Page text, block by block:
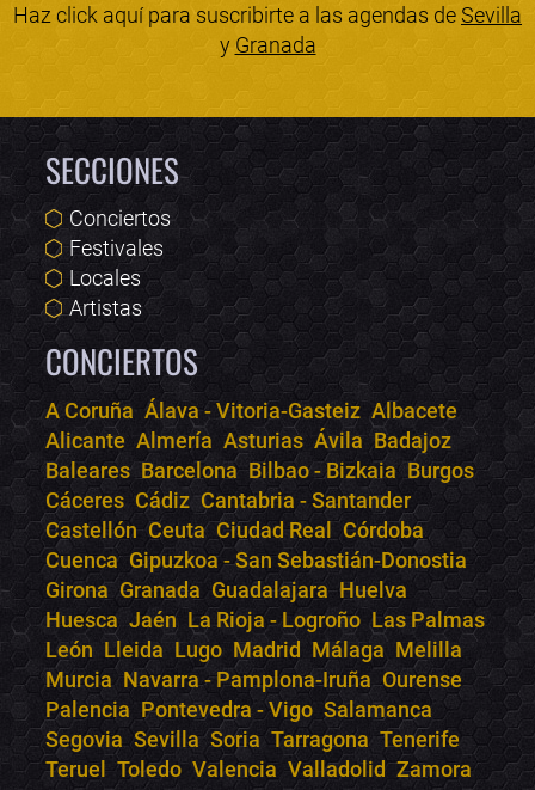
Haz click aquí para suscribirte a las agendas deSevilla
y Granada
SECCIONES
Conciertos
Festivales
Locales
Artistas
CONCIERTOS
A Coruña Álava - Vitoria-Gasteiz Albacete
Alicante Almería Asturias Ávila Badajoz
Baleares Barcelona Bilbao - Bizkaia Burgos
Cáceres Cádiz Cantabria - Santander
Castellón Ceuta Ciudad Real
Córdoba
Cuenca Gipuzkoa - San Sebastián-Donostia
Girona Granada Guadalajara Huelva
Huesca Jaén La Rioja - Logroño Las Palmas
León Lleida Lugo Madrid Málaga Melilla
Murcia Navarra - Pamplona-Iruña Ourense
Palencia Pontevedra - Vigo Salamanca
Segovia Sevilla Soria Tarragona Tenerife
Teruel
Toledo Valencia Valladolid Zamora
Bololoco · conciertos.club
Online · Te ayudo a encontrar conciertos